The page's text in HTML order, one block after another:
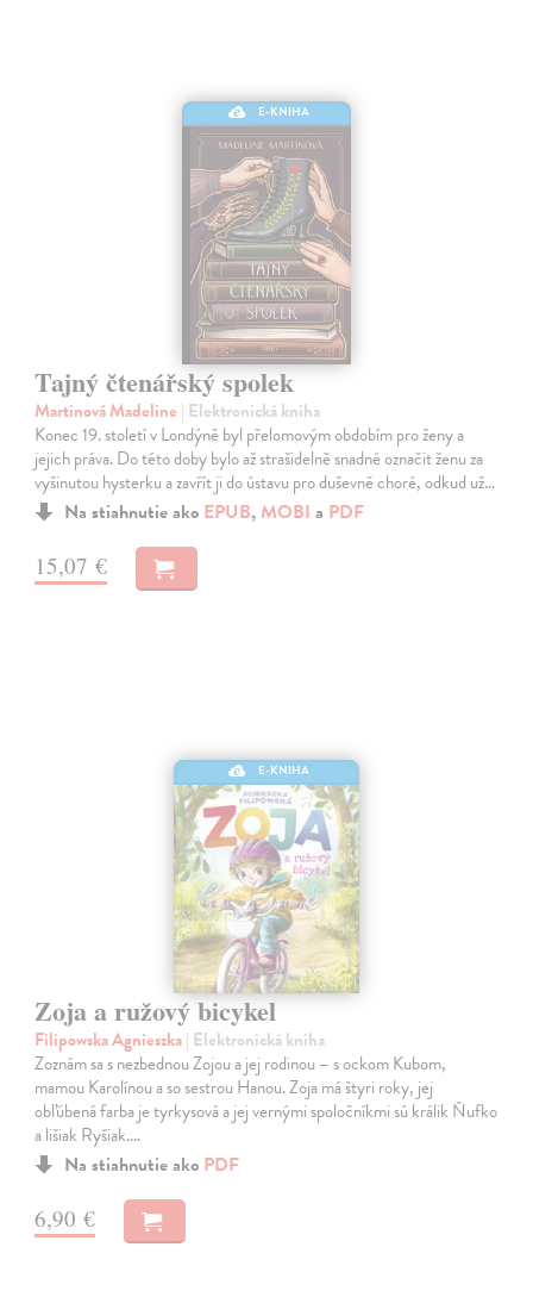
E-KNIHA
Tajný čtenářský spolek
Martinová Madeline | Elektronická kniha
Konec 19. století v Londýně byl přelomovým obdobím pro ženy a
jejich práva. Do této doby bylo až strašidelně snadné označit ženu za
vyšinutou hysterku a zavřít ji do ústavu pro duševně choré, odkud už…
Na stiahnutie ako EPUB, MOBI a PDF
15,07 €
E-KNIHA
Zoja a ružový bicykel
Filipowska Agnieszka| Elektronická kniha
Zoznám sa s nezbednou Zojou a jej rodinou – s ockom Kubom,
mamou Karolínou a so sestrou Hanou. Zoja má štyri roky, jej
obľúbená farba je tyrkysová a jej vernými spoločníkmi sú králik Ňufko
a lišiak Ryšiak.…
Na stiahnutie ako PDF
6,90 €